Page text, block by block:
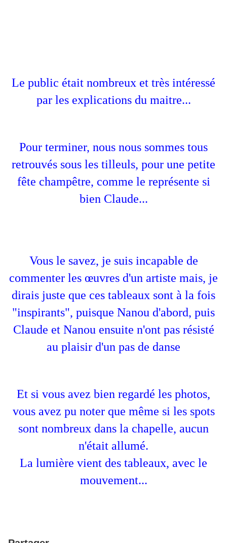
Le public était nombreux et très intéressé
par les explications du maitre...
Pour terminer, nous nous sommes tous
retrouvés sous les tilleuls, pour une petite
fête champêtre, comme le représente si
bien Claude...
Vous le savez, je suis incapable de
commenter les œuvres d'un artiste mais, je
dirais juste que ces tableaux sont à la fois
"inspirants", puisque Nanou d'abord, puis
Claude et Nanou ensuite n'ont pas résisté
au plaisir d'un pas de danse
Et si vous avez bien regardé les photos,
vous avez pu noter que même si les spots
sont nombreux dans la chapelle, aucun
n'était allumé.
La lumière vient des tableaux, avec le
mouvement...